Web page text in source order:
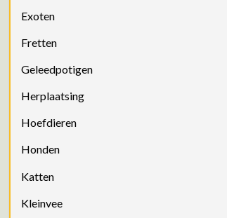
Exoten
Fretten
Geleedpotigen
Herplaatsing
Hoefdieren
Honden
Katten
Kleinvee